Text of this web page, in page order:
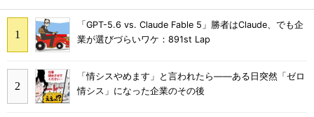
「GPT-5.6 vs. Claude Fable 5」勝者はClaude、でも企
業が選びづらいワケ：891st Lap
「情シスやめます」と言われたら――ある日突然「ゼロ
情シス」になった企業のその後